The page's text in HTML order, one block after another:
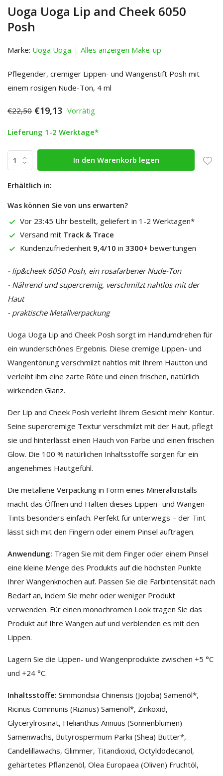
Uoga Uoga Lip and Cheek 6050
Posh
Marke: Uoga Uoga Alles anzeigen Make-up
Pflegender, cremiger Lippen- und Wangenstift Posh mit
einem rosigen Nude-Ton, 4 ml
€22,50 €19,13 Vorrätig
Lieferung 1-2 Werktage*
In den Warenkorb legen
Erhältlich in:
Was können Sie von uns erwarten?
Vor 23:45 Uhr bestellt, geliefert in 1-2 Werktagen*
Versand mit Track & Trace
Kundenzufriedenheit 9,4/10 in 3300+ bewertungen
- lip&cheek 6050 Posh, ein rosafarbener Nude-Ton
- Nährend und supercremig, verschmilzt nahtlos mit der
Haut
- praktische Metallverpackung
Uoga Uoga Lip and Cheek Posh sorgt im Handumdrehen für
ein wunderschönes Ergebnis. Diese cremige Lippen- und
Wangentönung verschmilzt nahtlos mit Ihrem Hautton und
verleiht ihm eine zarte Röte und einen frischen, natürlich
wirkenden Glanz.
Der Lip and Cheek Posh verleiht Ihrem Gesicht mehr Kontur.
Seine supercremige Textur verschmilzt mit der Haut, pflegt
sie und hinterlässt einen Hauch von Farbe und einen frischen
Glow. Die 100 % natürlichen Inhaltsstoffe sorgen für ein
angenehmes Hautgefühl.
Die metallene Verpackung in Form eines Mineralkristalls
macht das Öffnen und Halten dieses Lippen- und Wangen-
Tints besonders einfach. Perfekt für unterwegs – der Tint
lässt sich mit den Fingern oder einem Pinsel auftragen.
Anwendung: Tragen Sie mit dem Finger oder einem Pinsel
eine kleine Menge des Produkts auf die höchsten Punkte
Ihrer Wangenknochen auf. Passen Sie die Farbintensität nach
Bedarf an, indem Sie mehr oder weniger Produkt
verwenden. Für einen monochromen Look tragen Sie das
Produkt auf Ihre Wangen auf und verblenden es mit den
Lippen.
Lagern Sie die Lippen- und Wangenprodukte zwischen +5 °C
und +24 °C.
Inhaltsstoffe: Simmondsia Chinensis (Jojoba) Samenöl*,
Ricinus Communis (Rizinus) Samenöl*, Zinkoxid,
Glycerylrosinat, Helianthus Annuus (Sonnenblumen)
Samenwachs, Butyrospermum Parkii (Shea) Butter*,
Candelillawachs, Glimmer, Titandioxid, Octyldodecanol,
gehärtetes Pflanzenöl, Olea Europaea (Oliven) Fruchtöl,